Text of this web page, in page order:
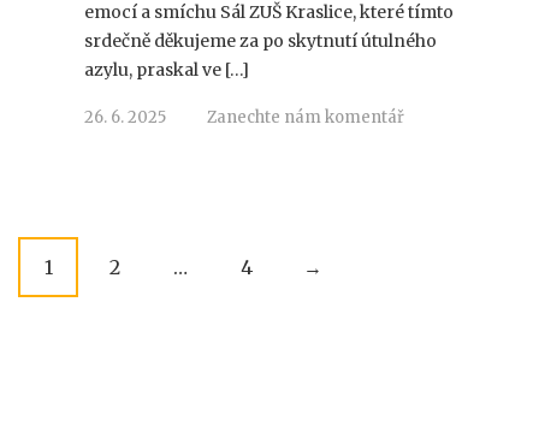
emocí a smíchu Sál ZUŠ Kraslice, které tímto
srdečně děkujeme za po skytnutí útulného
azylu, praskal ve […]
26. 6. 2025 Zanechte nám komentář
P
1 2 … 4 →